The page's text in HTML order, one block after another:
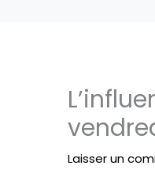
Laisser un